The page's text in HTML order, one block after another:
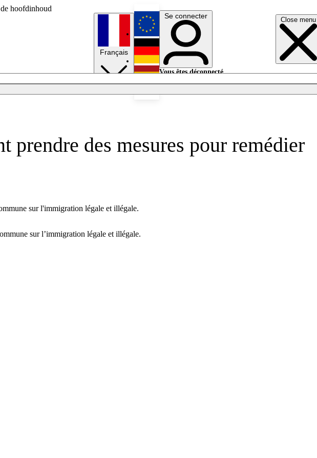
hoofdinhoud
Close menu
Français
English
Deutsch
Se connecter
Vous êtes déconnecté.
des mesures pour remédier
sur l'immigration légale et illégale.
sur l’immigration légale et illégale.